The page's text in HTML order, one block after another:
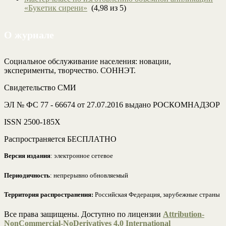
«Букетик сирени» (4,98 из 5)
Социальное обслуживание населения: новации,
эксперименты, творчество. СОННЭТ.
Свидетельство СМИ
ЭЛ № ФС 77 - 66674 от 27.07.2016 выдано РОСКОМНАДЗОР
ISSN 2500-185Х
Распространяется БЕСПЛАТНО
Версия издания: электронное сетевое
Периодичность: непрерывно обновляемый
Территория распространения: Российская Федерация, зарубежные страны
Все права защищены. Доступно по лицензии Attribution-
NonCommercial-NoDerivatives 4.0 International